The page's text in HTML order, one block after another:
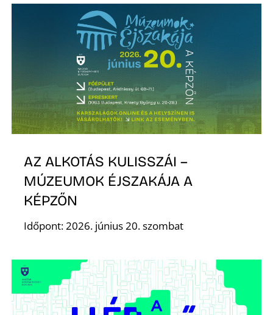
AZ ALKOTÁS KULISSZÁI –
MÚZEUMOK ÉJSZAKÁJA A
KÉPZŐN
Időpont: 2026. június 20. szombat